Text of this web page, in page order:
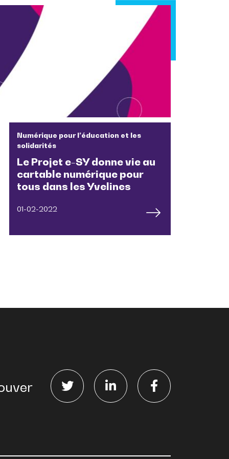
Numérique pour l’éducation et les
solidarités
Le Projet e-SY donne vie au
cartable numérique pour
tous dans les Yvelines
01-02-2022